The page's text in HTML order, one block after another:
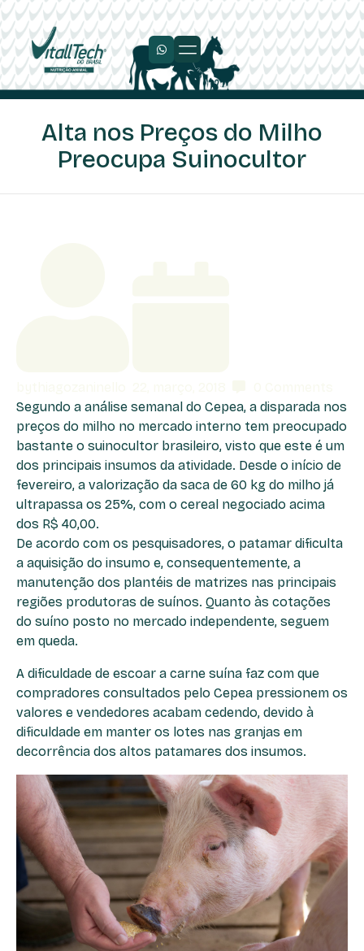
Alta nos Preços do Milho
Preocupa Suinocultor
Segundo a análise semanal do Cepea, a disparada nos
preços do milho no mercado interno tem preocupado
bastante o suinocultor brasileiro, visto que este é um
dos principais insumos da atividade. Desde o início de
fevereiro, a valorização da saca de 60 kg do milho já
ultrapassa os 25%, com o cereal negociado acima
dos R$ 40,00.
De acordo com os pesquisadores, o patamar dificulta
a aquisição do insumo e, consequentemente, a
manutenção dos plantéis de matrizes nas principais
regiões produtoras de suínos. Quanto às cotações
do suíno posto no mercado independente, seguem
em queda.
A dificuldade de escoar a carne suína faz com que
compradores consultados pelo Cepea pressionem os
valores e vendedores acabam cedendo, devido à
dificuldade em manter os lotes nas granjas em
decorrência dos altos patamares dos insumos.